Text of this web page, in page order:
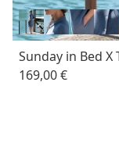
Sunday in Bed
169,00 €